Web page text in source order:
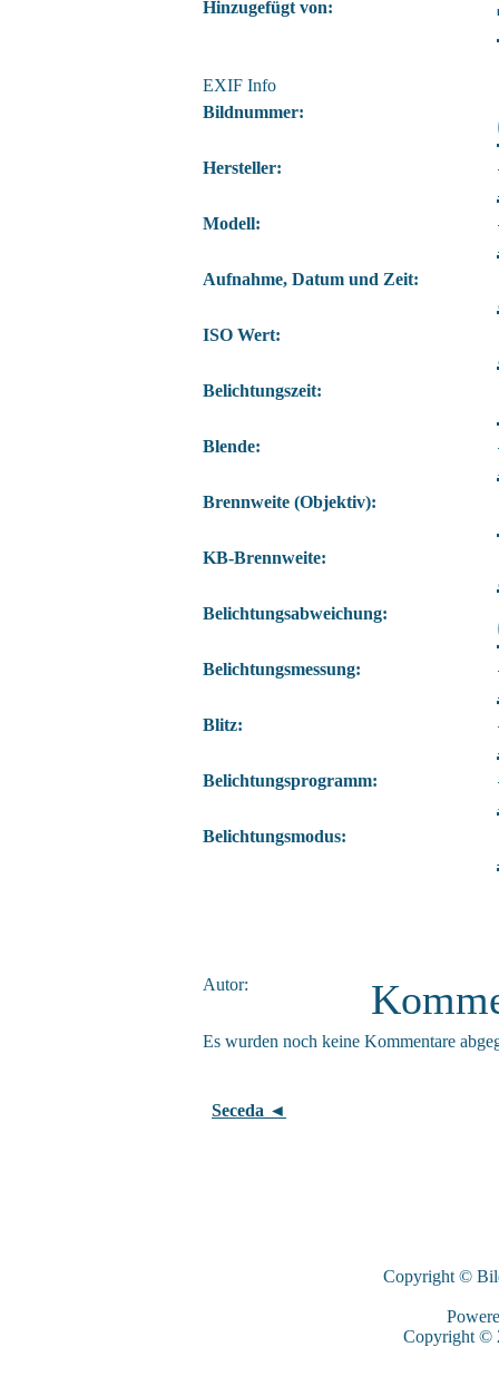
Hinzugefügt von:
EXIF Info
Bildnummer:
Hersteller:
Modell:
Aufnahme, Datum und Zeit:
ISO Wert:
Belichtungszeit:
Blende:
Brennweite (Objektiv):
KB-Brennweite:
Belichtungsabweichung:
Belichtungsmessung:
Blitz:
Belichtungsprogramm:
Belichtungsmodus:
Autor:
Es wurden noch keine Kommentare
Seceda ◄
Copyright ©
Copyright ©